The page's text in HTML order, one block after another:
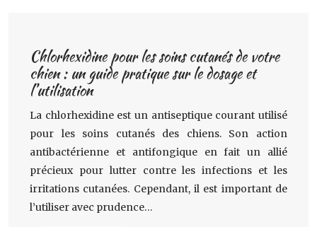
Chlorhexidine pour les soins cutanés de votre
chien : un guide pratique sur le dosage et
l’utilisation
La chlorhexidine est un antiseptique courant utilisé
pour les soins cutanés des chiens. Son action
antibactérienne et antifongique en fait un allié
précieux pour lutter contre les infections et les
irritations cutanées. Cependant, il est important de
l’utiliser avec prudence…